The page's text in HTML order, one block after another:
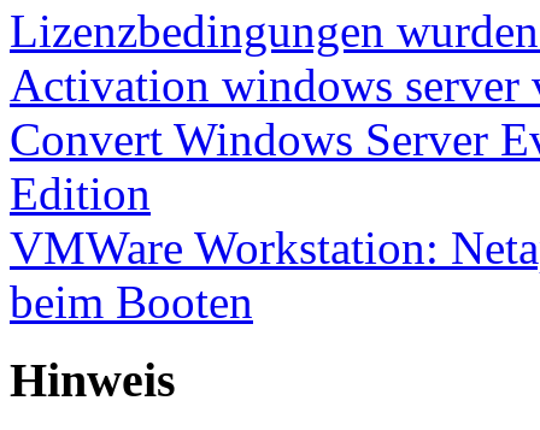
Lizenzbedingungen
Activation windows server
Convert Windows Server
Edition
VMWare Workstation:
beim Booten
Hinweis